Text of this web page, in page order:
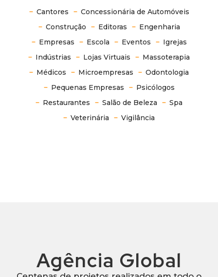
Cantores
Concessionária de Automóveis
Construção
Editoras
Engenharia
Empresas
Escola Eventos
Igrejas
Indústrias
Lojas Virtuais
Massoterapia
Médicos
Microempresas
Odontologia
Pequenas Empresas
Psicólogos
Restaurantes
Salão de Beleza
Spa
Veterinária
Vigilância
Agência Global